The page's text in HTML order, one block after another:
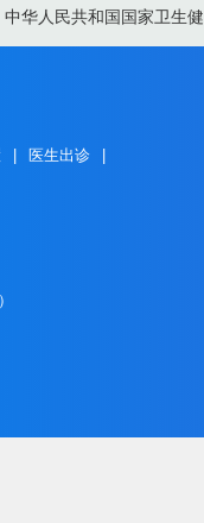
中华人民共和国国家卫生
医生出诊